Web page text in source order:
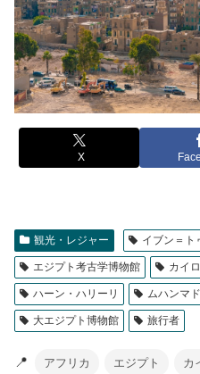
X
観光・レジャー イブン＝ト
エジプト考古学博物館 カイ
ハーン・ハリーリ ムハンマ
大エジプト博物館 旅行者
📍 アフリカ エジプト カ